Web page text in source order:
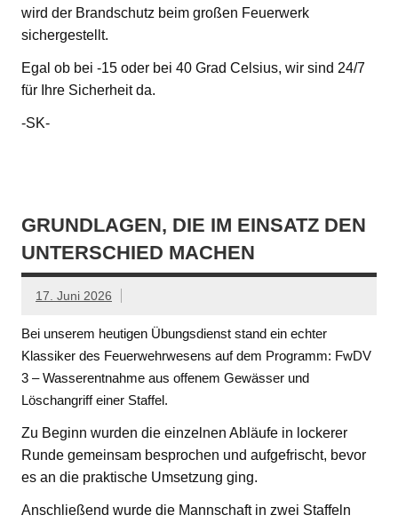
wird der Brandschutz beim großen Feuerwerk
sichergestellt.
Egal ob bei -15 oder bei 40 Grad Celsius, wir sind 24/7
für Ihre Sicherheit da.
-SK-
GRUNDLAGEN, DIE IM EINSATZ DEN
UNTERSCHIED MACHEN
17. Juni 2026
Bei unserem heutigen Übungsdienst stand ein echter
Klassiker des Feuerwehrwesens auf dem Programm: FwDV
3 – Wasserentnahme aus offenem Gewässer und
Löschangriff einer Staffel.
Zu Beginn wurden die einzelnen Abläufe in lockerer
Runde gemeinsam besprochen und aufgefrischt, bevor
es an die praktische Umsetzung ging.
Anschließend wurde die Mannschaft in zwei Staffeln